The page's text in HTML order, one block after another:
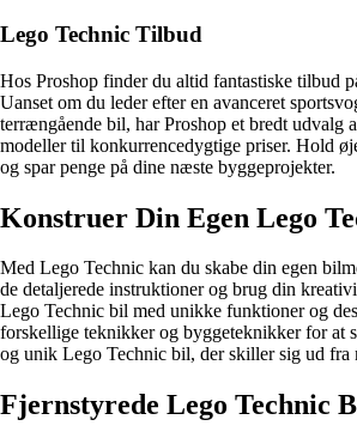
Lego Technic Tilbud
Hos Proshop finder du altid fantastiske tilbud
Uanset om du leder efter en avanceret
terrængående bil, har Proshop et bredt udvalg
modeller til konkurrencedygtige priser. Hold
og spar penge på dine næste byggeprojekter.
Konstruer Din Egen Lego
Med Lego Technic kan du skabe din egen
de detaljerede instruktioner og brug din
Lego Technic bil med unikke funktioner og
forskellige teknikker og byggeteknikker for at
og unik Lego Technic bil, der skiller sig ud fra
Fjernstyrede Lego Technic